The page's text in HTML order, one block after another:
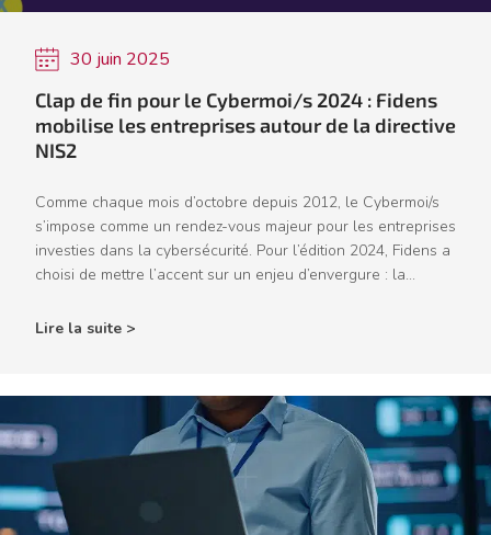
30 juin 2025
Clap de fin pour le Cybermoi/s 2024 : Fidens
mobilise les entreprises autour de la directive
NIS2
Comme chaque mois d’octobre depuis 2012, le Cybermoi/s
s’impose comme un rendez-vous majeur pour les entreprises
investies dans la cybersécurité. Pour l’édition 2024, Fidens a
choisi de mettre l’accent sur un enjeu d’envergure : la...
Lire la suite >